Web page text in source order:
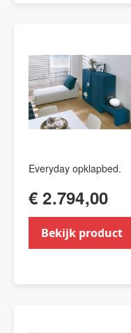
Everyday opklapbed.
€ 2.794,00
Bekijk product